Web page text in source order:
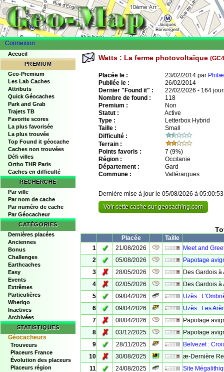
Connexion
Accueil
PREMIUM
Geo-Premium
Les Lab Caches
Attributs
Quick Géocaches
Park and Grab
Trajets TB
Favorite scores
La plus favorisée
La plus trouvée
Top Found it géocache
Caches non trouvées
Défi villes
Ortho THR Paris
Caches en difficulté
RECHERCHE
Par ville
Par nom de cache
Par numéro de cache
Par Géocacheur
CATÉGORIES
Dernières placées
Anciennes
Bonus
Challenges
Earthcaches
Easy
Events
Extrêmes
Particulières
Wherigo
Inactives
Archivées
STATISTIQUES
Géocacheurs
Trouveurs
Placeurs France
Évolution des placeurs
Placeurs région
Watts : La ferme photovoltaïque
Placée le : 23/02/2014 par
Publiée le :
26/02/2014
Dernier "Found it" :
22/02/2026 - 164
Nombre de found :
118
Premium :
Non
Statut :
Active
Type :
Letterbox Hybrid
Taille :
Small
Difficulté :
Terrain :
Points favoris :
7 (9%)
Région :
Occitanie
Département :
Gard
Commune :
Vallérargues
Dernière mise à jour le 05/08/2026 à 05:00:53
Voir cette cache sur geocaching.com
Placée
Taille
1
✓ 21/08/2026
Meet and
2
✓ 05/08/2026
Papotage
3
✗ 28/05/2026
Des Gardois à
4
✗ 02/05/2026
Des Gardois à
5
✓ 09/04/2026
Uzès :
6
✓ 09/04/2026
Uzès : Les
7
✗ 08/04/2026
Papotage
8
✗ 03/12/2025
Papotage
9
✓ 28/11/2025
Belvezet :
10
✗ 30/08/2025
æ-Dernière
11
✓ 24/08/2025
Site